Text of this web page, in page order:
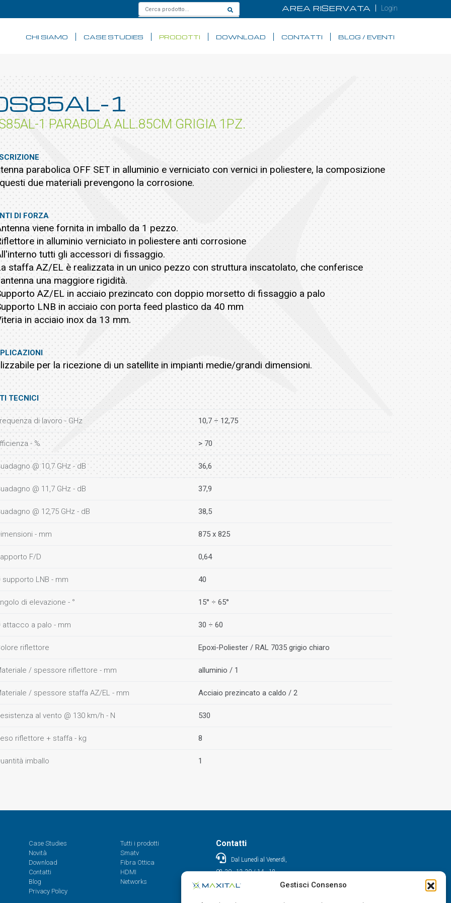
Gestisci Consenso
AREA RISERVATA Login
CHI SIAMO CASE STUDIES PRODOTTI DOWNLOAD CONTATTI BLOG / EVENTI
1
1 PARABOLA ALL.85CM GRIGIA 1PZ.
parabolica OFF SET in alluminio e verniciato con vernici in poliestere, la composizione
due materiali prevengono la corrosione.
DI FORZA
viene fornita in imballo da 1 pezzo.
in alluminio verniciato in poliestere anti corrosione
tutti gli accessori di fissaggio.
staffa AZ/EL è realizzata in un unico pezzo con struttura inscatolato, che conferisce
una maggiore rigidità.
AZ/EL in acciaio prezincato con doppio morsetto di fissaggio a palo
LNB in acciaio con porta feed plastico da 40 mm
in acciaio inox da 13 mm.
per la ricezione di un satellite in impianti medie/grandi dimensioni.
TECNICI
di lavoro - GHz 10,7 ÷ 12,75
- % > 70
@ 10,7 GHz - dB 36,6
@ 11,7 GHz - dB 37,9
@ 12,75 GHz - dB 38,5
- mm 875 x 825
F/D 0,64
supporto LNB - mm 40
di elevazione - ° 15° ÷ 65°
attacco a palo - mm 30 ÷ 60
riflettore Epoxi-Poliester / RAL 7035 grigio chiaro
/ spessore riflettore - mm alluminio / 1
/ spessore staffa AZ/EL - mm Acciaio prezincato a caldo / 2
al vento @ 130 km/h - N 530
riflettore + staffa - kg 8
imballo 1
Case Studies
Novità
Download
Contatti
Blog
Privacy Policy
Tutti i prodotti
Smatv
Fibra Ottica
HDMI
Networks
Contatti
Dal Lunedì al Venerdì,
08.30 - 12.30 / 14 - 18
0522/909701